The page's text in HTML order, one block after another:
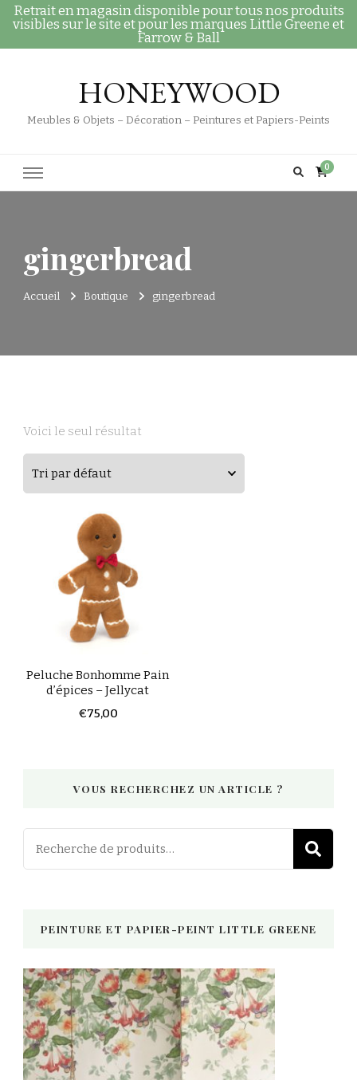
Retrait en magasin disponible pour tous nos produits
visibles sur le site et pour les marques Little Greene et
Farrow & Ball
HONEYWOOD
Meubles & Objets – Décoration – Peintures et Papiers-Peints
0
gingerbread
Accueil Boutique gingerbread
Voici le seul résultat
Peluche Bonhomme Pain
d’épices – Jellycat
€75,00
VOUS RECHERCHEZ UN ARTICLE ?
pour :
PEINTURE ET PAPIER-PEINT LITTLE GREENE